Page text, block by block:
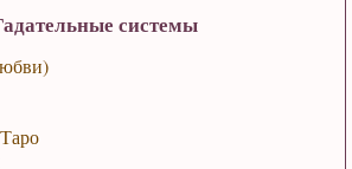
системы